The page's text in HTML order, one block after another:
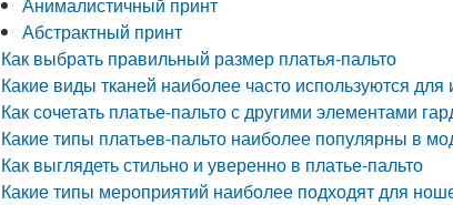
Абстрактный принт
Как выбрать правильный размер платья-пальто
Какие виды тканей наиболее часто используются для
Как сочетать платье-пальто с другими элементами
Какие типы платьев-пальто наиболее популярны в
Как выглядеть стильно и уверенно в платье-пальто
Какие типы мероприятий наиболее подходят для